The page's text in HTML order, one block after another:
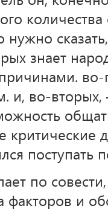
знает
во-
и, во-
поступать
по
факторов и